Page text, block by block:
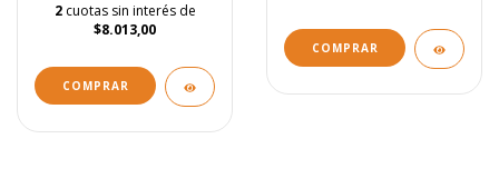
2 cuotas sin interés de
$8.013,00
COMPRAR